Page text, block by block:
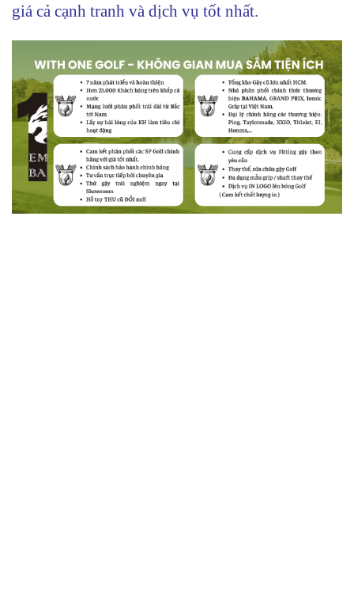
giá cả cạnh tranh và dịch vụ tốt nhất.